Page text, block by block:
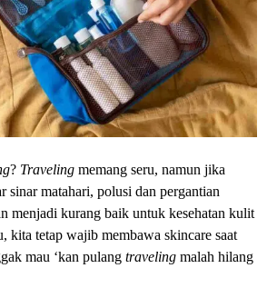
? Travelingmemang seru, namun jika
sinar matahari, polusi dan pergantian
menjadi kurang baik untuk kesehatan kulit
kita tetap wajib membawa skincare saat
mau ‘kan pulangtravelingmalah hilang